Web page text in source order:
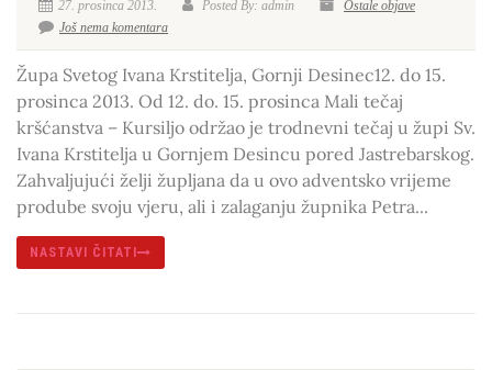
27. prosinca 2013. Posted By: admin
Ostale objave
Još nema komentara
Župa Svetog Ivana Krstitelja, Gornji Desinec12. do 15.
prosinca 2013. Od 12. do. 15. prosinca Mali tečaj
kršćanstva – Kursiljo održao je trodnevni tečaj u župi Sv.
Ivana Krstitelja u Gornjem Desincu pored Jastrebarskog.
Zahvaljujući želji župljana da u ovo adventsko vrijeme
prodube svoju vjeru, ali i zalaganju župnika Petra...
NASTAVI ČITATI